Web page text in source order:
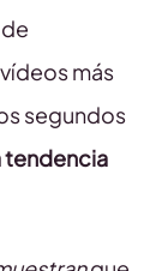
más
segundos
tendencia